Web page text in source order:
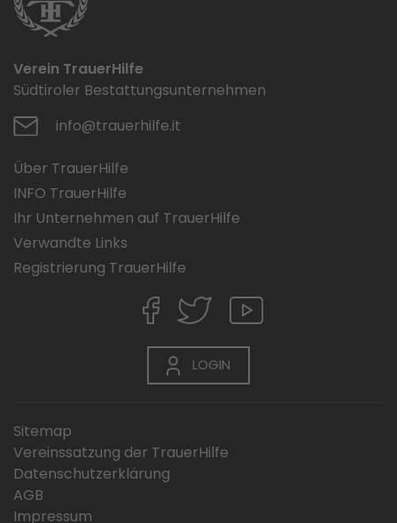
Verein TrauerHilfe
Südtiroler Bestattungsunternehmen
info@trauerhilfe.it
Über TrauerHilfe
INFO TrauerHilfe
Ihr Unternehmen auf TrauerHilfe
Verwandte Links
Registrierung TrauerHilfe
LOGIN
Sitemap
Vereinssatzung der TrauerHilfe
Datenschutzerklärung
AGB
Impressum